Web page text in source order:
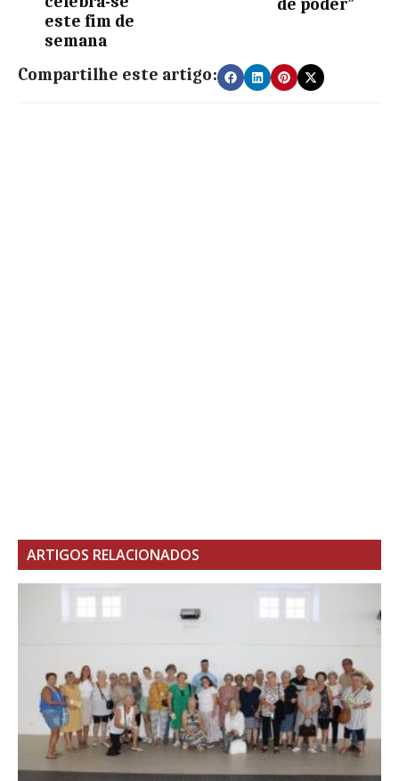
este fim de
semana
de poder”
Compartilhe este artigo:
ARTIGOS RELACIONADOS